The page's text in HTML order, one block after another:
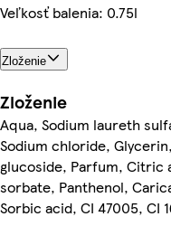
Veľkosť balenia: 0.75l
Zloženie
Zloženie
Aqua, Sodium laureth
Sodium chloride,
glucoside, Parfum, Citric
sorbate, Panthenol,
Sorbic acid, CI 47005, CI